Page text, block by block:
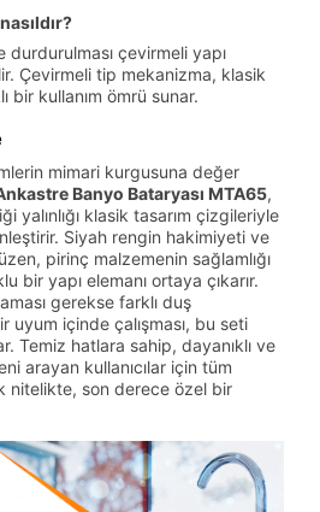
durdurulması çevirmeli yapı
Çevirmeli tip mekanizma, klasik
bir kullanım ömrü sunar.
mimari kurgusuna değer
Banyo Bataryası MTA65,
yalınlığı klasik tasarım çizgileriyle
Siyah rengin hakimiyeti ve
pirinç malzemenin sağlamlığı
bir yapı elemanı ortaya çıkarır.
gerekse farklı duş
uyum içinde çalışması, bu seti
Temiz hatlara sahip, dayanıklı ve
arayan kullanıcılar için tüm
nitelikte, son derece özel bir